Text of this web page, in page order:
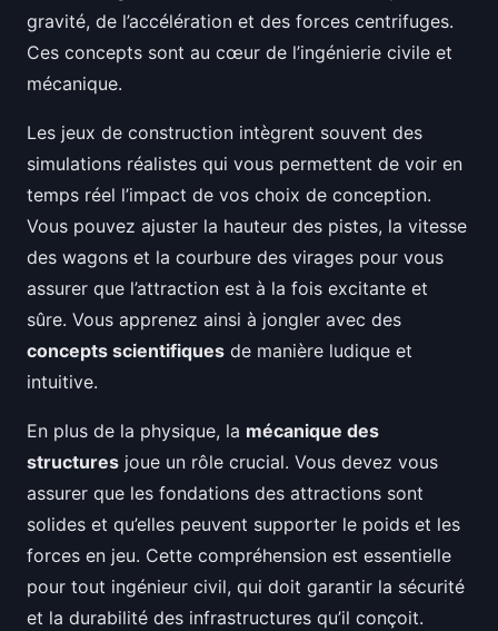
gravité, de l’accélération et des forces centrifuges.
Ces concepts sont au cœur de l’ingénierie civile et
mécanique.
Les jeux de construction intègrent souvent des
simulations réalistes qui vous permettent de voir en
temps réel l’impact de vos choix de conception.
Vous pouvez ajuster la hauteur des pistes, la vitesse
des wagons et la courbure des virages pour vous
assurer que l’attraction est à la fois excitante et
sûre. Vous apprenez ainsi à jongler avec des
concepts scientifiques de manière ludique et
intuitive.
En plus de la physique, la mécanique des
structures joue un rôle crucial. Vous devez vous
assurer que les fondations des attractions sont
solides et qu’elles peuvent supporter le poids et les
forces en jeu. Cette compréhension est essentielle
pour tout ingénieur civil, qui doit garantir la sécurité
et la durabilité des infrastructures qu’il conçoit.